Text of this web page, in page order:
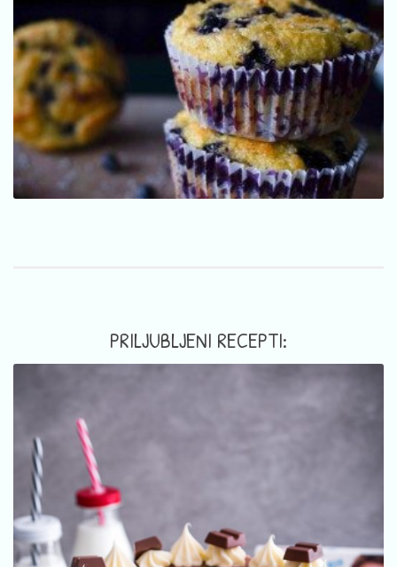
PRILJUBLJENI RECEPTI: